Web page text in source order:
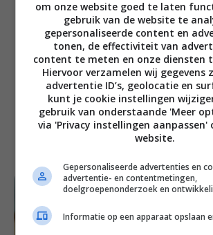
Maak de tahindressing door
citroensap, olijfolie extra
gehakte teentje knoflook fijn
hakmolen of met de
toe tot je een vloeibare,
hebt. Breng op smaak met
Serveer de traybake met
boerenkool en kikkererwten
om onze website goed te laten
gebruik van de website te
gepersonaliseerde content en
tonen, de effectiviteit van
content te meten en onze diensten
Hiervoor verzamelen wij gegevens
advertentie ID’s, geolocatie en
kunt je cookie instellingen
gebruik van onderstaande 'Meer
via 'Privacy instellingen aanpassen'
website.
Gepersonaliseerde advertenties en
advertentie- en contentmetingen,
doelgroepenonderzoek en
Informatie op een apparaat opslaan